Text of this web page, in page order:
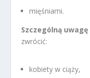
mięśniami.
Szczególną uwagę
zwrócić:
kobiety w ciąży,